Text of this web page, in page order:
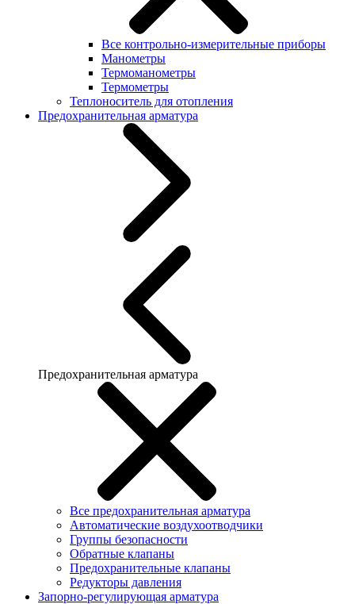
Все контрольно-измерительные приборы
Манометры
Термоманометры
Термометры
Теплоноситель для отопления
Предохранительная арматура
Предохранительная арматура
Все предохранительная арматура
Автоматические воздухоотводчики
Группы безопасности
Обратные клапаны
Предохранительные клапаны
Редукторы давления
Запорно-регулирующая арматура